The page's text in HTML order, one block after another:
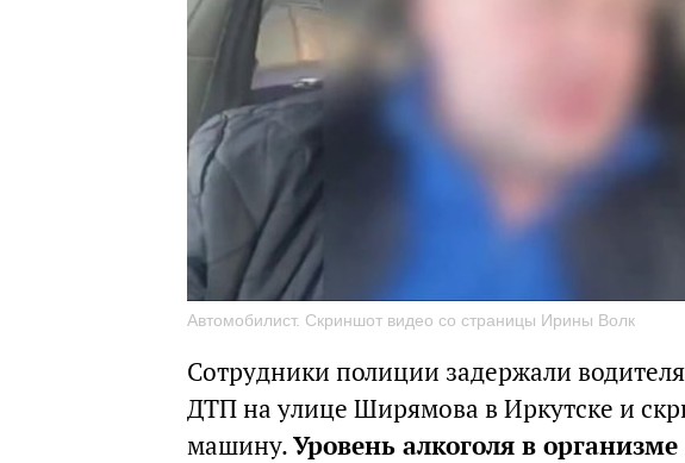
Автомобилист. Скриншот видео со страницы Ирины Волк
Сотрудники полиции задержали
ДТП на улице Ширямова в Иркутске и
машину.Уровень алкоголя в